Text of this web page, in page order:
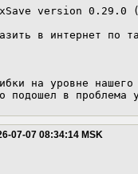
version
в интернет по
на уровне
подошел в проблема
07-07 08:34:14 MSK